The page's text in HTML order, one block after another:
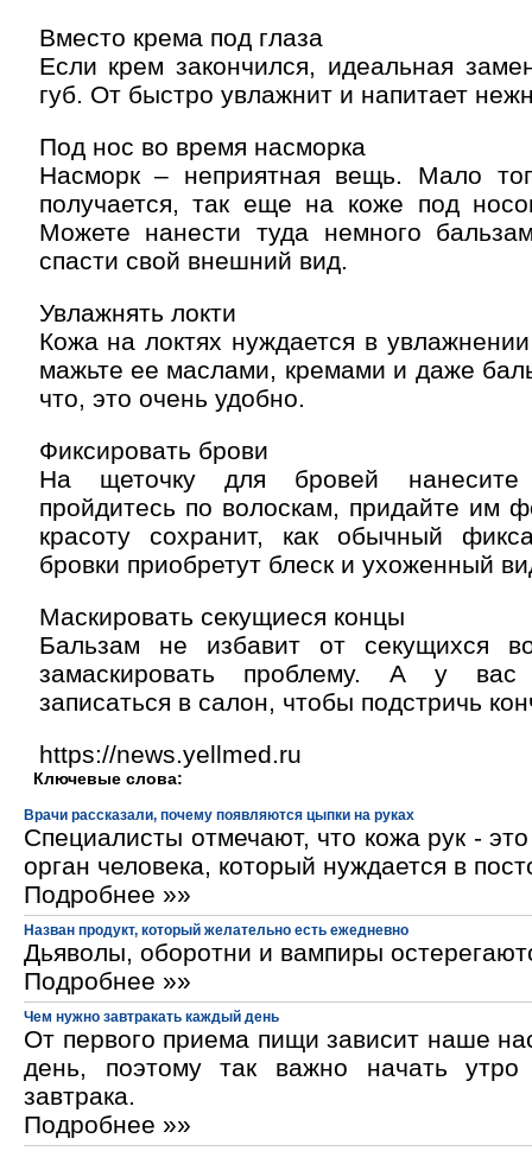
Вместо крема под глаза
Если крем закончился, идеальная
губ. От быстро увлажнит и напитает
Под нос во время насморка
Насморк – неприятная вещь. Мало
получается, так еще на коже под
Можете нанести туда немного
спасти свой внешний вид.
Увлажнять локти
Кожа на локтях нуждается в
мажьте ее маслами, кремами и даже
что, это очень удобно.
Фиксировать брови
На щеточку для бровей нанесите
пройдитесь по волоскам, придайте им
красоту сохранит, как обычный
бровки приобретут блеск и ухоженный
Маскировать секущиеся концы
Бальзам не избавит от секущихся
замаскировать проблему. А у вас
записаться в салон, чтобы подстричь
https://news.yellmed.ru
Ключевые слова:
Врачи рассказали, почему появляются цыпки на руках
Специалисты отмечают, что кожа рук -
орган человека, который нуждается в
Подробнее »»
Назван продукт, который желательно есть ежедневно
Дьяволы, оборотни и вампиры
Подробнее »»
Чем нужно завтракать каждый день
От первого приема пищи зависит наше
день, поэтому так важно начать утро
завтрака.
Подробнее »»